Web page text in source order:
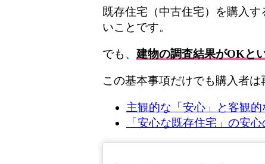
既存住宅（中古住宅）を購入
いことです。
でも、 建物の調査結果がOKと
この基本事項だけでも購入者は
主観的な「安心」と客観的
「安心な既存住宅」の安